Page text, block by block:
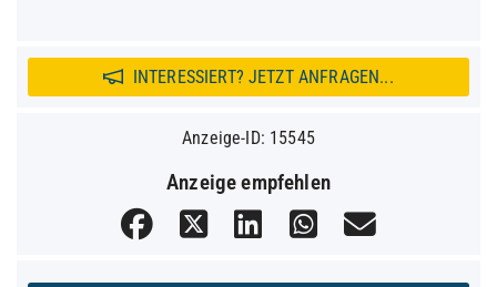
INTERESSIERT? JETZT ANFRAGEN...
Anzeige-ID: 15545
Anzeige empfehlen